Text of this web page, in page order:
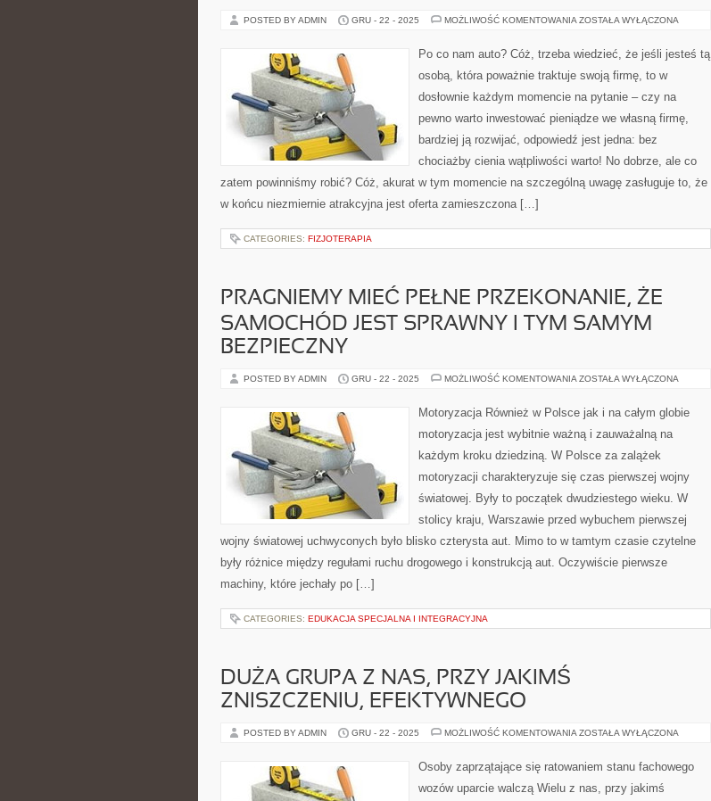
POSTED BY ADMIN GRU - 22 - 2025 MOŻLIWOŚĆ KOMENTOWANIA CO
FIRMA
MIAŁA
SIĘ
ZOSTAŁA WYŁĄCZONA
Po co nam auto? Cóż, trzeba wiedzieć, że jeśli jesteś tą
osobą, która poważnie traktuje swoją firmę, to w
dosłownie każdym momencie na pytanie – czy na
pewno warto inwestować pieniądze we własną firmę,
bardziej ją rozwijać, odpowiedź jest jedna: bez
chociażby cienia wątpliwości warto! No dobrze, ale co
zatem powinniśmy robić? Cóż, akurat w tym momencie na szczególną uwagę zasługuje to, że
w końcu niezmiernie atrakcyjna jest oferta zamieszczona […]
CATEGORIES: FIZJOTERAPIA
PRAGNIEMY MIEĆ PEŁNE PRZEKONANIE, ŻE
SAMOCHÓD JEST SPRAWNY I TYM SAMYM
BEZPIECZNY
POSTED BY ADMIN GRU - 22 - 2025 MOŻLIWOŚĆ KOMENTOWANIA PRAGNIEMY
PRZEKONANIE,
ŻE
JEST
I
SAMYM
BEZPIECZNY
ZOSTAŁA WYŁĄCZONA
Motoryzacja Również w Polsce jak i na całym globie
motoryzacja jest wybitnie ważną i zauważalną na
każdym kroku dziedziną. W Polsce za zalążek
motoryzacji charakteryzuje się czas pierwszej wojny
światowej. Były to początek dwudziestego wieku. W
stolicy kraju, Warszawie przed wybuchem pierwszej
wojny światowej uchwyconych było blisko czterysta aut. Mimo to w tamtym czasie czytelne
były różnice między regułami ruchu drogowego i konstrukcją aut. Oczywiście pierwsze
machiny, które jechały po […]
CATEGORIES: EDUKACJA SPECJALNA I INTEGRACYJNA
DUŻA GRUPA Z NAS, PRZY JAKIMŚ
ZNISZCZENIU, EFEKTYWNEGO
POSTED BY ADMIN GRU - 22 - 2025 MOŻLIWOŚĆ KOMENTOWANIA DUŻA
NAS,
PRZY
ZNISZCZENIU,
ZOSTAŁA WYŁĄCZONA
Osoby zaprzątające się ratowaniem stanu fachowego
wozów uparcie walczą Wielu z nas, przy jakimś